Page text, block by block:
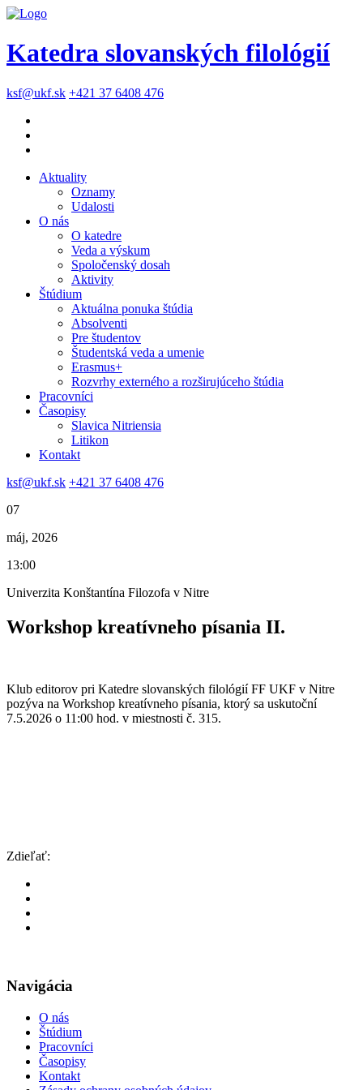
Katedra slovanských filológií
ksf@ukf.sk +421 37 6408 476
Aktuality
Oznamy
Udalosti
O nás
O katedre
Veda a výskum
Spoločenský dosah
Aktivity
Štúdium
Aktuálna ponuka štúdia
Absolventi
Pre študentov
Študentská veda a umenie
Erasmus+
Rozvrhy externého a rozširujúceho štúdia
Pracovníci
Časopisy
Slavica Nitriensia
Litikon
Kontakt
ksf@ukf.sk +421 37 6408 476
07
máj, 2026
13:00
Univerzita Konštantína Filozofa v Nitre
Workshop kreatívneho písania II.
Klub editorov pri Katedre slovanských filológií FF UKF v Nitre
pozýva na Workshop kreatívneho písania, ktorý sa uskutoční
7.5.2026 o 11:00 hod. v miestnosti č. 315.
Zdieľať:
Navigácia
O nás
Štúdium
Pracovníci
Časopisy
Kontakt